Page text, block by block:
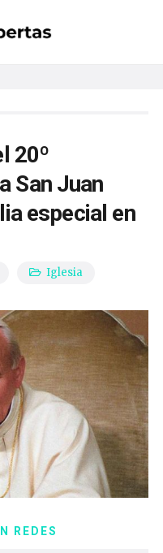
20º
San Juan
especial en
Iglesia
REDES